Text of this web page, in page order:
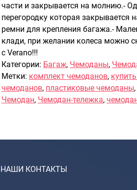
части и закрывается на молнию.-
перегородку которая закрывается
ремни для крепления багажа.-
клади, при желании колеса можно
с Verano!!!
Категории: Багаж, Чемоданы,
Метки: комплект чемоданов,
чемоданов, пластиковые чемоданы,
Чемодан, Чемодан-тележка,
НАШИ КОНТАКТЫ